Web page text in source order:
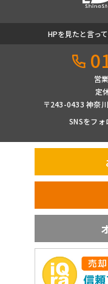
HPを見たと言っ
営
定
〒243-0433 神奈
SNSをフォ